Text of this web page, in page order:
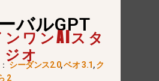
vs
簡易比較）
バルGPT
ワンAIスタ
ジオ
シーダンス2.0,ベオ 3.1,ク
2